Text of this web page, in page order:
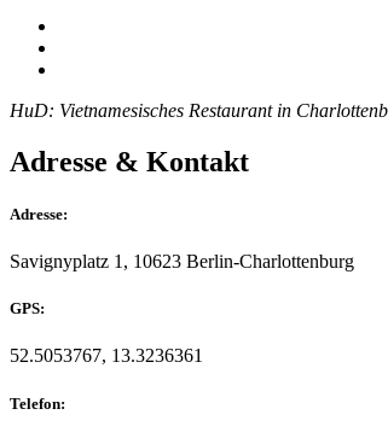
HuD: Vietnamesisches Restaurant in
Adresse & Kontakt
Adresse:
Savignyplatz 1, 10623 Berlin-Charlottenburg
GPS:
52.5053767, 13.3236361
Telefon: